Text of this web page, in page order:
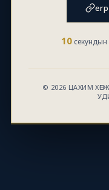
10
© 2026 ЦАХИМ